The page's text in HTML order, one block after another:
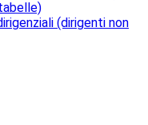
(dirigenti non